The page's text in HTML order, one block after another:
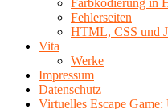
Farbkodierung in
Fehlerseiten
HTML, CSS und
Vita
Werke
Impressum
Datenschutz
Virtuelles Escape